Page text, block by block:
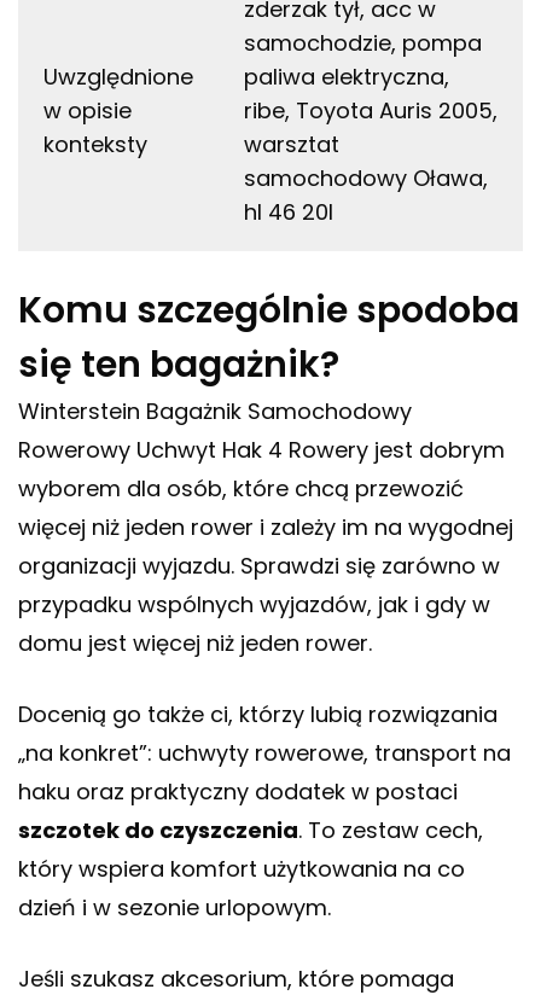
Uwzględnione
w opisie
konteksty
zderzak tył, acc w
samochodzie, pompa
paliwa elektryczna,
ribe, Toyota Auris 2005,
warsztat
samochodowy Oława,
hl 46 20l
Komu szczególnie spodoba
się ten bagażnik?
Winterstein Bagażnik Samochodowy
Rowerowy Uchwyt Hak 4 Rowery jest dobrym
wyborem dla osób, które chcą przewozić
więcej niż jeden rower i zależy im na wygodnej
organizacji wyjazdu. Sprawdzi się zarówno w
przypadku wspólnych wyjazdów, jak i gdy w
domu jest więcej niż jeden rower.
Docenią go także ci, którzy lubią rozwiązania
„na konkret”: uchwyty rowerowe, transport na
haku oraz praktyczny dodatek w postaci
szczotek do czyszczenia. To zestaw cech,
który wspiera komfort użytkowania na co
dzień i w sezonie urlopowym.
Jeśli szukasz akcesorium, które pomaga